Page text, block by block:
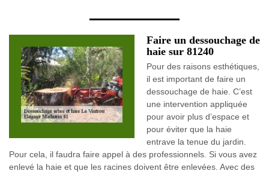
Faire un dessouchage de
haie sur 81240
Pour des raisons esthétiques,
il est important de faire un
dessouchage de haie. C’est
une intervention appliquée
pour avoir plus d’espace et
pour éviter que la haie
entrave la tenue du jardin.
Pour cela, il faudra faire appel à des professionnels. Si vous avez
enlevé la haie et que les racines doivent être enlevées. Avec des